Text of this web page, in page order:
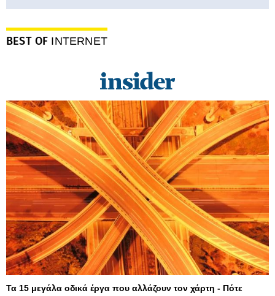
BEST OF INTERNET
Τα 15 μεγάλα οδικά έργα που αλλάζουν τον χάρτη - Πότε